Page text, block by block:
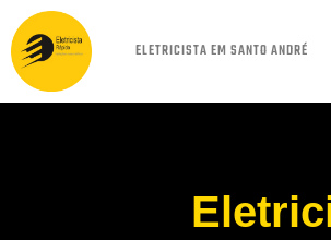
ELETRICISTA EM SANTO ANDRÉ